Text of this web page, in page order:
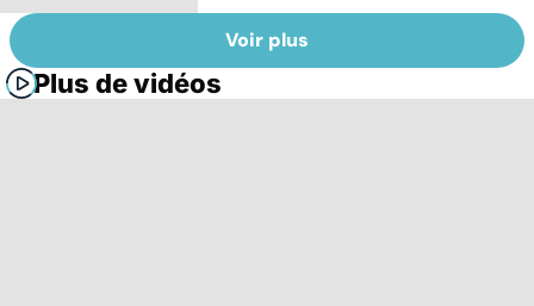
Voir plus
Plus de vidéos